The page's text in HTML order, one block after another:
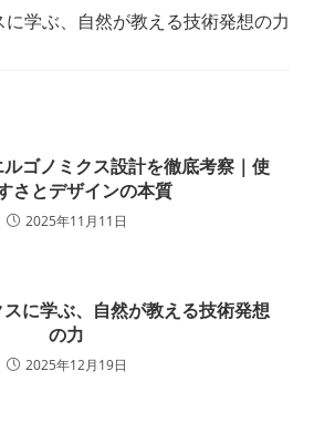
学ぶ、自然が教える技術発想の力
ルゴノミクス設計を徹底考察｜使
さとデザインの本質
2025年11月11日
に学ぶ、自然が教える技術発想
の力
2025年12月19日